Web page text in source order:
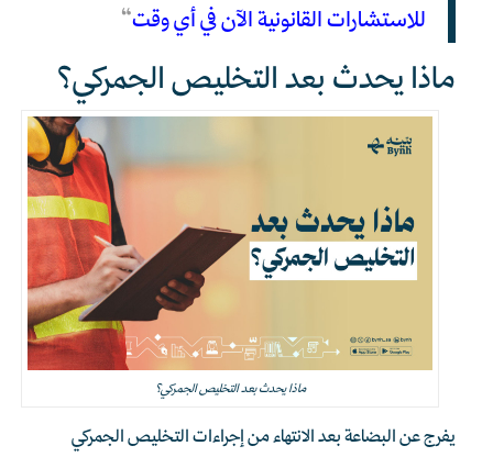
للاستشارات القانونية الآن في أي وقت“
ماذا يحدث بعد التخليص الجمركي؟
ماذا يحدث بعد التخليص الجمركي؟
يفرج عن البضاعة بعد الانتهاء من إجراءات التخليص الجمركي